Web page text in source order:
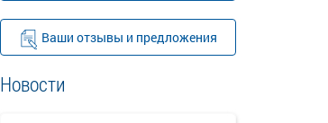
Ваши отзывы и предложения
Новости